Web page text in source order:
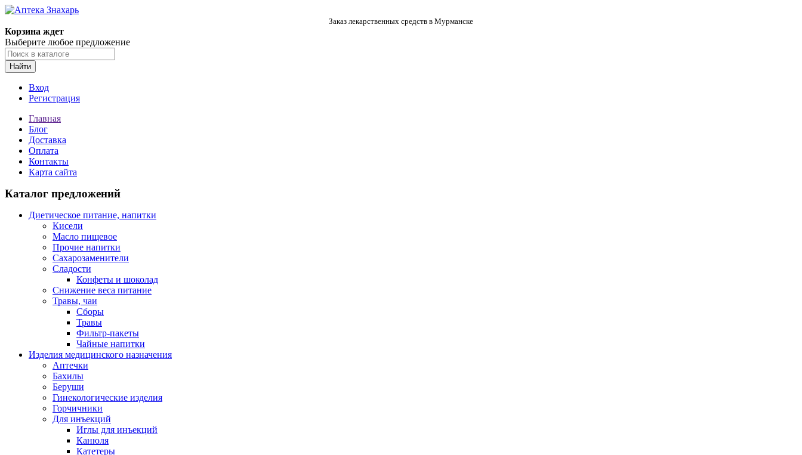
Заказ лекарственных средств в Мурманске
Корзина ждет
Выберите любое предложение
Найти
Вход
Регистрация
Главная
Блог
Доставка
Оплата
Контакты
Карта сайта
Каталог предложений
Диетическое питание, напитки
Кисели
Масло пищевое
Прочие напитки
Сахарозаменители
Сладости
Конфеты и шоколад
Снижение веса питание
Травы, чаи
Сборы
Травы
Фильтр-пакеты
Чайные напитки
Изделия медицинского назначения
Аптечки
Бахилы
Беруши
Гинекологические изделия
Горчичники
Для инъекций
Иглы для инъекций
Канюля
Катетеры